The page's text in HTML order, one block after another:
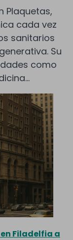
Plaquetas,
cada vez
sanitarios
Su
como
Filadelfia a